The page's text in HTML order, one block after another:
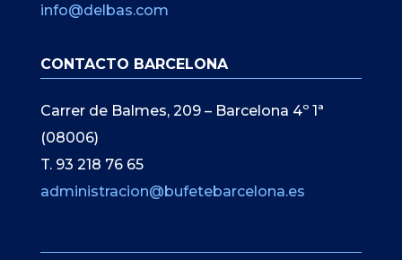
info@delbas.com
CONTACTO BARCELONA
Carrer de Balmes, 209 – Barcelona 4º 1ª
(08006)
T. 93 218 76 65
administracion@bufetebarcelona.es